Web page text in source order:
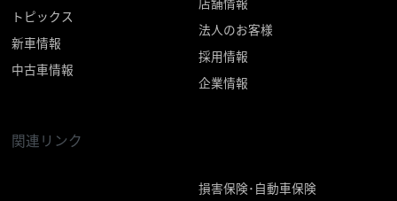
トピックス
新車情報
中古車情報
法人のお客様
採用情報
企業情報
関連リンク
損害保険･自動車保険